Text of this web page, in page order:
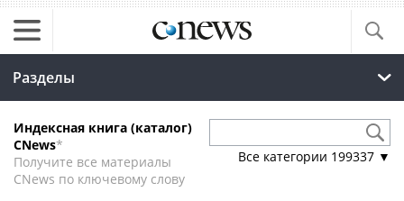
Разделы
Индексная книга (каталог)
CNews*
Получите все материалы
CNews по ключевому слову
Все категории 199337 ▼